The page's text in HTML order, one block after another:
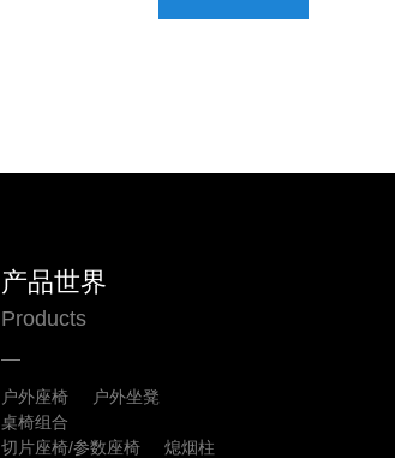
产品世界
Products
户外座椅
户外坐凳
桌椅组合
切片座椅/参数座椅
熄烟柱